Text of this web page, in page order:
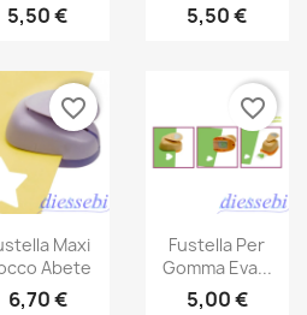
5,50 € 5,50 €
Maxi
Abete
6,70 €
favorite_border
Fustella Per
Gomma Eva...
5,00 €
favorite_border